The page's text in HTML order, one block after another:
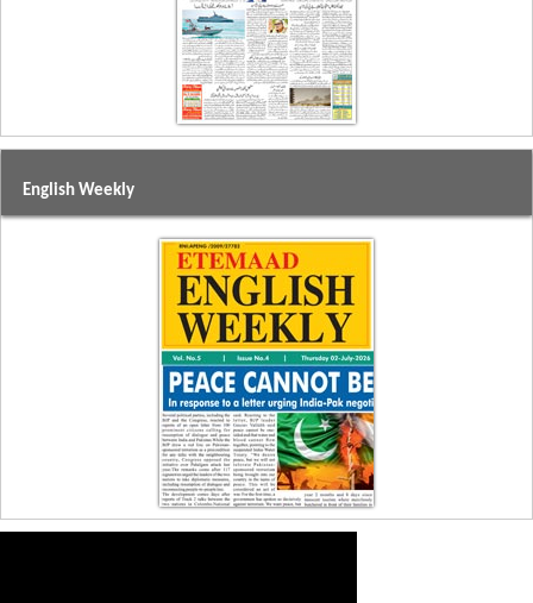
English Weekly